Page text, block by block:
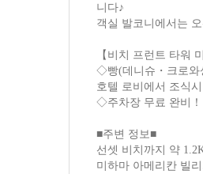
니다♪
객실 발코니에서는
【비치 프런트 타워
◇빵(데니슈・크로와
호텔 로비에서 조식
◇주차장 무료 완비！
■주변 정보■
선셋 비치까지 약
미하마 아메리칸 빌